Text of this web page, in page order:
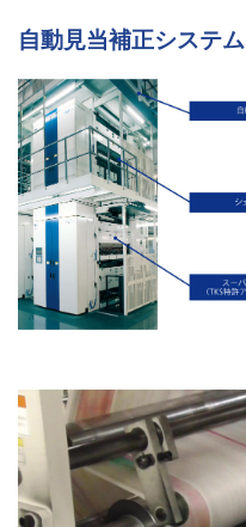
自動見当補正システム